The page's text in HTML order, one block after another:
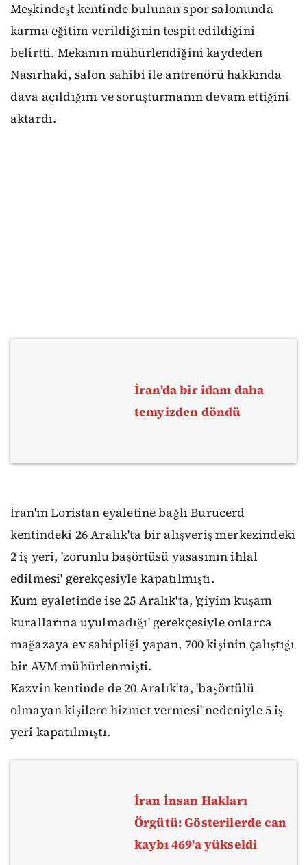
Meşkindeşt kentinde bulunan spor salonunda
karma eğitim verildiğinin tespit edildiğini
belirtti. Mekanın mühürlendiğini kaydeden
Nasırhaki, salon sahibi ile antrenörü hakkında
dava açıldığını ve soruşturmanın devam ettiğini
aktardı.
İran'da bir idam daha
temyizden döndü
İran'ın Loristan eyaletine bağlı Burucerd
kentindeki 26 Aralık'ta bir alışveriş merkezindeki
2 iş yeri, 'zorunlu başörtüsü yasasının ihlal
edilmesi' gerekçesiyle kapatılmıştı.
Kum eyaletinde ise 25 Aralık'ta, 'giyim kuşam
kurallarına uyulmadığı' gerekçesiyle onlarca
mağazaya ev sahipliği yapan, 700 kişinin çalıştığı
bir AVM mühürlenmişti.
Kazvin kentinde de 20 Aralık'ta, 'başörtülü
olmayan kişilere hizmet vermesi' nedeniyle 5 iş
yeri kapatılmıştı.
İran İnsan Hakları
Örgütü: Gösterilerde can
kaybı 469'a yükseldi